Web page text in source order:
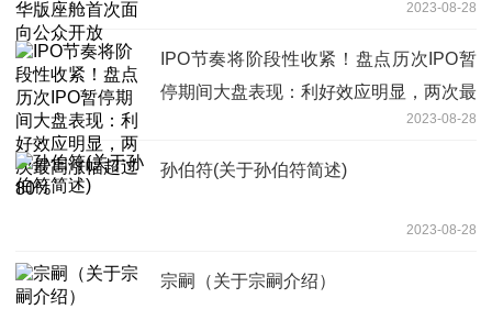
2023-08-28
IPO节奏将阶段性收紧！盘点历次IPO暂
停期间大盘表现：利好效应明显，两次最
2023-08-28
孙伯符(关于孙伯符简述)
2023-08-28
宗嗣（关于宗嗣介绍）